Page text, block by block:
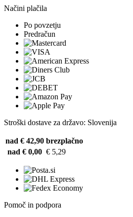
Načini plačila
Po povzetju
Predračun
Stroški dostave za državo: Slovenija
nad € 42,90 brezplačno
nad € 0,00 € 5,29
Pomoč in podpora